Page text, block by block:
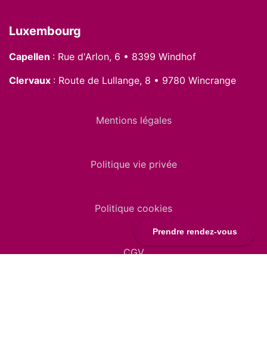
Prendre rendez-vous
Luxembourg
Capellen : Rue d'Arlon, 6 • 8399 Windhof
Clervaux : Route de Lullange, 8 • 9780 Wincrange
Mentions légales
Politique vie privée
Politique cookies
CGV